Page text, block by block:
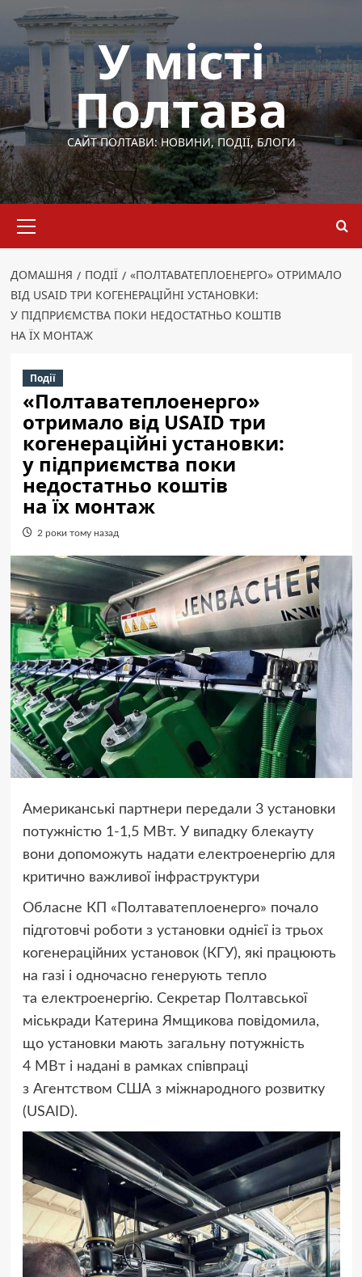
Перейти
вмісту
У місті
Полтава
САЙТ ПОЛТАВИ: НОВИНИ, ПОДІЇ, БЛОГИ
меню
ДОМАШНЯ ПОДІЇ
«ПОЛТАВАТЕПЛОЕНЕРГО» ОТРИМАЛО
ВІД USAID ТРИ КОГЕНЕРАЦІЙНІ УСТАНОВКИ:
У ПІДПРИЄМСТВА ПОКИ НЕДОСТАТНЬО КОШТІВ
НА ЇХ МОНТАЖ
Події
«Полтаватеплоенерго»
отримало від USAID три
когенераційні установки:
у підприємства поки
недостатньо коштів
на їх монтаж
2 роки тому назад
Американські партнери передали 3 установки
потужністю 1-1,5 МВт. У випадку блекауту
вони допоможуть надати електроенергію для
критично важливої інфраструктури
Обласне КП «Полтаватеплоенерго» почало
підготовчі роботи з установки однієї із трьох
когенераційних установок (КГУ), які працюють
на газі і одночасно генерують тепло
та електроенергію. Секретар Полтавської
міськради Катерина Ямщикова повідомила,
що установки мають загальну потужність
4 МВт і надані в рамках співпраці
з Агентством США з міжнародного розвитку
(USAID).